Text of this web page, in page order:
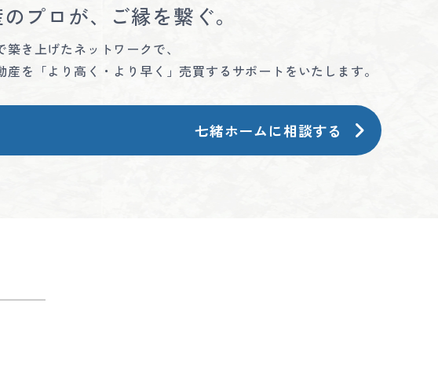
プロが、ご縁を繋ぐ。
築き上げたネットワークで、
産を「より高く・より早く」売買するサポートをいたします。
七緒ホームに相談する